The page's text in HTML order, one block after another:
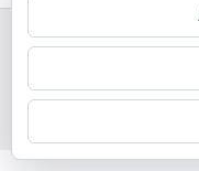
TODOS LOS
GANADERÍA
AVISO LEGAL Y
MÁS INFORMACIÓN